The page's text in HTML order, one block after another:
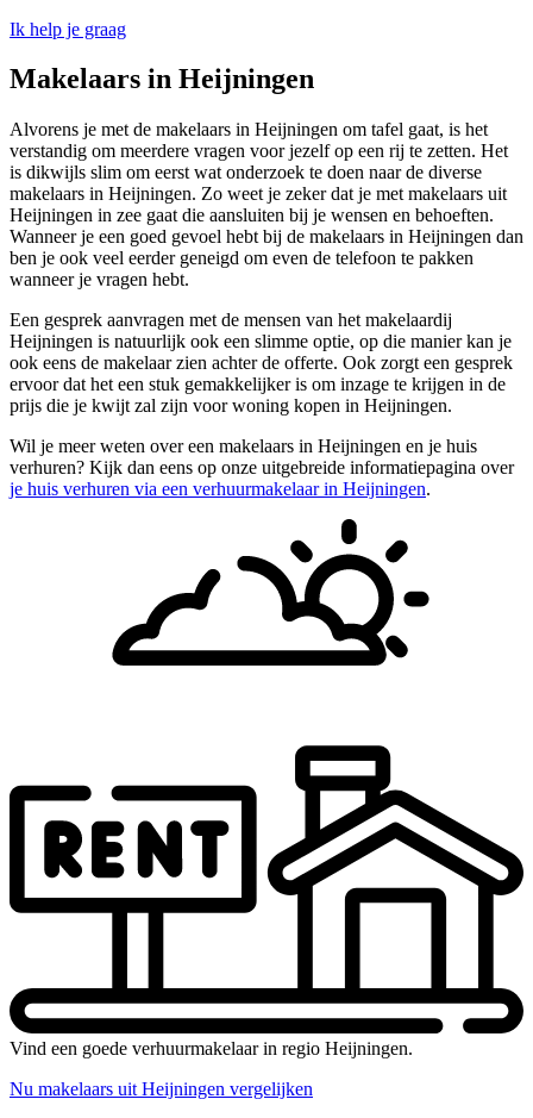
Ik help je graag
Makelaars in Heijningen
Alvorens je met de makelaars in Heijningen om tafel gaat, is het
verstandig om meerdere vragen voor jezelf op een rij te zetten. Het
is dikwijls slim om eerst wat onderzoek te doen naar de diverse
makelaars in Heijningen. Zo weet je zeker dat je met makelaars uit
Heijningen in zee gaat die aansluiten bij je wensen en behoeften.
Wanneer je een goed gevoel hebt bij de makelaars in Heijningen dan
ben je ook veel eerder geneigd om even de telefoon te pakken
wanneer je vragen hebt.
Een gesprek aanvragen met de mensen van het makelaardij
Heijningen is natuurlijk ook een slimme optie, op die manier kan je
ook eens de makelaar zien achter de offerte. Ook zorgt een gesprek
ervoor dat het een stuk gemakkelijker is om inzage te krijgen in de
prijs die je kwijt zal zijn voor woning kopen in Heijningen.
Wil je meer weten over een makelaars in Heijningen en je huis
verhuren? Kijk dan eens op onze uitgebreide informatiepagina over
je huis verhuren via een verhuurmakelaar in Heijningen.
Vind een goede verhuurmakelaar in regio Heijningen.
Nu makelaars uit Heijningen vergelijken